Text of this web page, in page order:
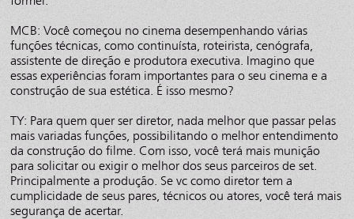
MCB: Você começou no cinema desempenhando várias
funções técnicas, como continuísta, roteirista, cenógrafa,
assistente de direção e produtora executiva. Imagino que
essas experiências foram importantes para o seu cinema e a
construção de sua estética. É isso mesmo?
TY: Para quem quer ser diretor, nada melhor que passar pelas
mais variadas funções, possibilitando o melhor entendimento
da construção do filme. Com isso, você terá mais munição
para solicitar ou exigir o melhor dos seus parceiros de set.
Principalmente a produção. Se vc como diretor tem a
cumplicidade de seus pares, técnicos ou atores, você terá mais
segurança de acertar.